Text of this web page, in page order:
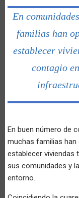
En
familias han
establecer
contagio
En buen número de
muchas familias
establecer viviendas
sus comunidades y
entorno.